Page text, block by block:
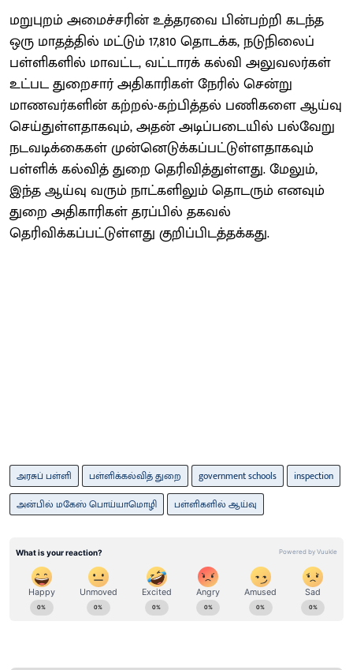
மறுபுறம் அமைச்சரின் உத்தரவை பின்பற்றி கடந்த
ஒரு மாதத்தில் மட்டும் 17,810 தொடக்க, நடுநிலைப்
பள்ளிகளில் மாவட்ட, வட்டாரக் கல்வி அலுவலர்கள்
உட்பட துறைசார் அதிகாரிகள் நேரில் சென்று
மாணவர்களின் கற்றல்-கற்பித்தல் பணிகளை ஆய்வு
செய்துள்ளதாகவும், அதன் அடிப்படையில் பல்வேறு
நடவடிக்கைகள் முன்னெடுக்கப்பட்டுள்ளதாகவும்
பள்ளிக் கல்வித் துறை தெரிவித்துள்ளது. மேலும்,
இந்த ஆய்வு வரும் நாட்களிலும் தொடரும் எனவும்
துறை அதிகாரிகள் தரப்பில் தகவல்
தெரிவிக்கப்பட்டுள்ளது குறிப்பிடத்தக்கது.
அரசுப் பள்ளி பள்ளிக்கல்வித் துறை government schools
inspection
அன்பில் மகேஸ் பொய்யாமொழி
பள்ளிகளில் ஆய்வு